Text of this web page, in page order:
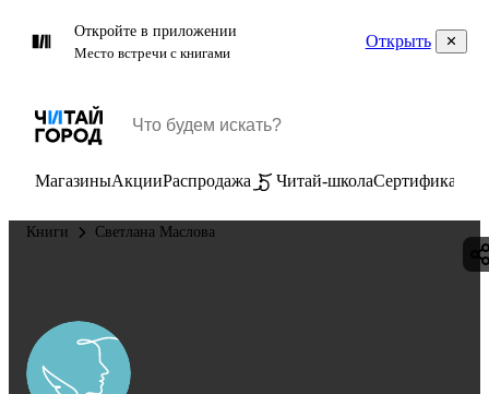
Откройте в приложении
Место встречи с книгами
Открыть
МагазиныАкцииРаспродажа Читай-школаСертификаты
Книги Светлана Маслова